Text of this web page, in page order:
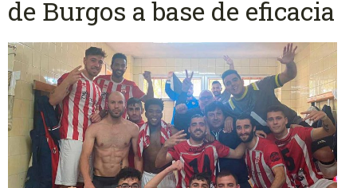
de Burgos a base de eficacia